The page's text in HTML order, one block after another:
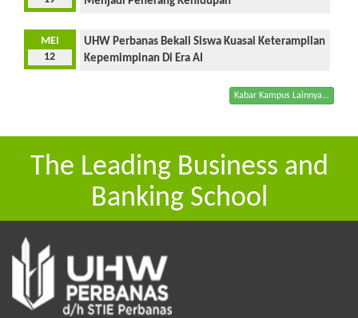
MEI
12
UHW Perbanas Bekali Siswa Kuasai Keterampilan
Kepemimpinan Di Era AI
Kabar Kampus Lainnya...
The Leading Business and
Banking School